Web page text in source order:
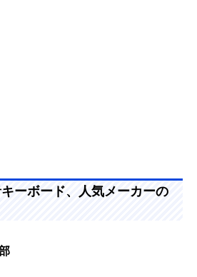
キーボード、人気メーカーの